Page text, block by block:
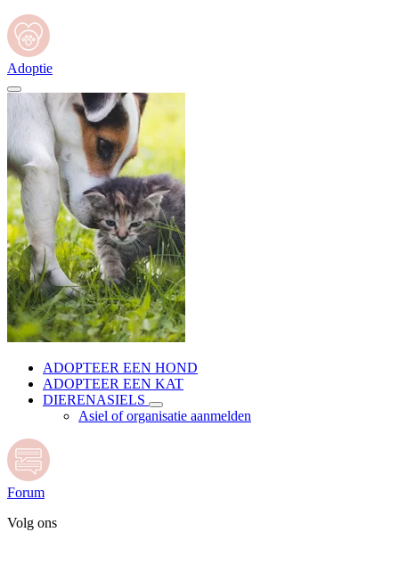
Adoptie
ADOPTEER EEN HOND
ADOPTEER EEN KAT
DIERENASIELS
Asiel of organisatie aanmelden
Forum
Volg ons